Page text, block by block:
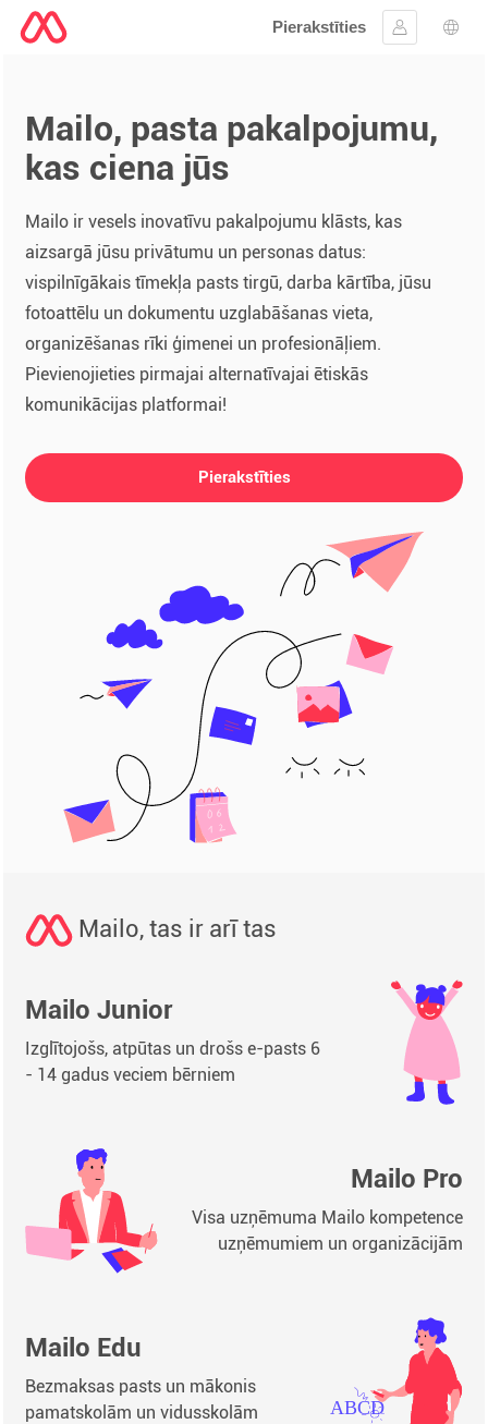
Pierakstīties
Ielogoties
Mailo, pasta pakalpojumu,
kas ciena jūs
Mailo ir vesels inovatīvu pakalpojumu klāsts, kas
aizsargā jūsu privātumu un personas datus:
vispilnīgākais tīmekļa pasts tirgū, darba kārtība, jūsu
fotoattēlu un dokumentu uzglabāšanas vieta,
organizēšanas rīki ģimenei un profesionāļiem.
Pievienojieties pirmajai alternatīvajai ētiskās
komunikācijas platformai!
Pierakstīties
Mailo, tas ir arī tas
Mailo Junior
Izglītojošs, atpūtas un drošs e-pasts 6
- 14 gadus veciem bērniem
Mailo Pro
Visa uzņēmuma Mailo kompetence
uzņēmumiem un organizācijām
Mailo Edu
Bezmaksas pasts un mākonis
pamatskolām un vidusskolām